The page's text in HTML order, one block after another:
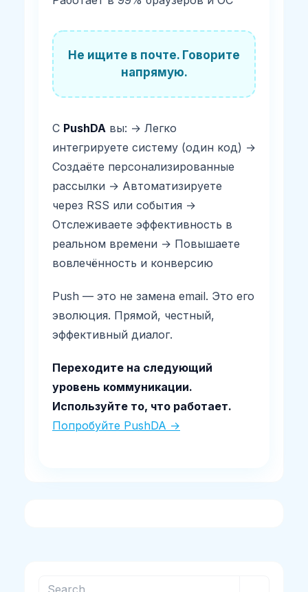
Не ищите в почте. Говорите
напрямую.
С PushDA вы: → Легко
интегрируете систему (один код) →
Создаёте персонализированные
рассылки → Автоматизируете
через RSS или события →
Отслеживаете эффективность в
реальном времени → Повышаете
вовлечённость и конверсию
Push — это не замена email. Это его
эволюция. Прямой, честный,
эффективный диалог.
Переходите на следующий
уровень коммуникации.
Используйте то, что работает.
Попробуйте PushDA →